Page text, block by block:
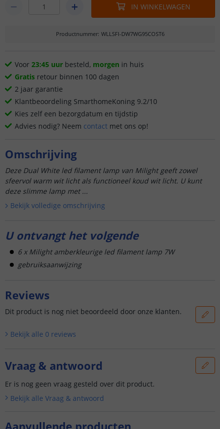
IN WINKELWAGEN
Productnummer: WLLSFI-DW7WG95COST6
Voor 23:45 uur besteld, morgen in huis
Gratis retour binnen 100 dagen
2 jaar garantie
Klantbeoordeling SmarthomeKoning 9.2/10
Kies zelf een bezorgdatum en tijdstip
Advies nodig? Neem contact met ons op!
Omschrijving
Deze Dual White led filament lamp van Milight geeft zowel
sfeervol warm wit licht als functioneel koud wit licht. U kunt
deze slimme lamp met ...
Bekijk volledige omschrijving
U ontvangt het volgende
6 x Milight amberkleurige led filament lamp 7W
gebruiksaanwijzing
Aanvullende producten
Reviews
Dit product is nog niet beoordeeld door onze klanten.
Bekijk alle 0 reviews
Vraag & antwoord
Er is nog geen vraag gesteld over dit product.
Bekijk alle Vraag & antwoord